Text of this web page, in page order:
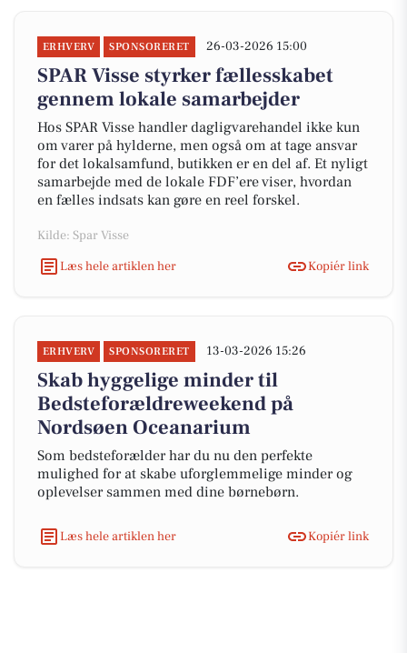
ERHVERV SPONSORERET 26-03-2026 15:00
SPAR Visse styrker fællesskabet
gennem lokale samarbejder
Hos SPAR Visse handler dagligvarehandel ikke kun
om varer på hylderne, men også om at tage ansvar
for det lokalsamfund, butikken er en del af. Et nyligt
samarbejde med de lokale FDF’ere viser, hvordan
en fælles indsats kan gøre en reel forskel.
Kilde: Spar Visse
Læs hele artiklen her
Kopiér link
ERHVERV SPONSORERET 13-03-2026 15:26
Skab hyggelige minder til
Bedsteforældreweekend på
Nordsøen Oceanarium
Som bedsteforælder har du nu den perfekte
mulighed for at skabe uforglemmelige minder og
oplevelser sammen med dine børnebørn.
Læs hele artiklen her Kopiér link